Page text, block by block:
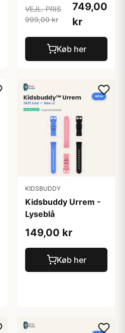
VEJL. PRIS
999,00 kr
749,00
kr
Køb her
KIDSBUDDY
Kidsbuddy Urrem -
Lyseblå
149,00 kr
Køb her